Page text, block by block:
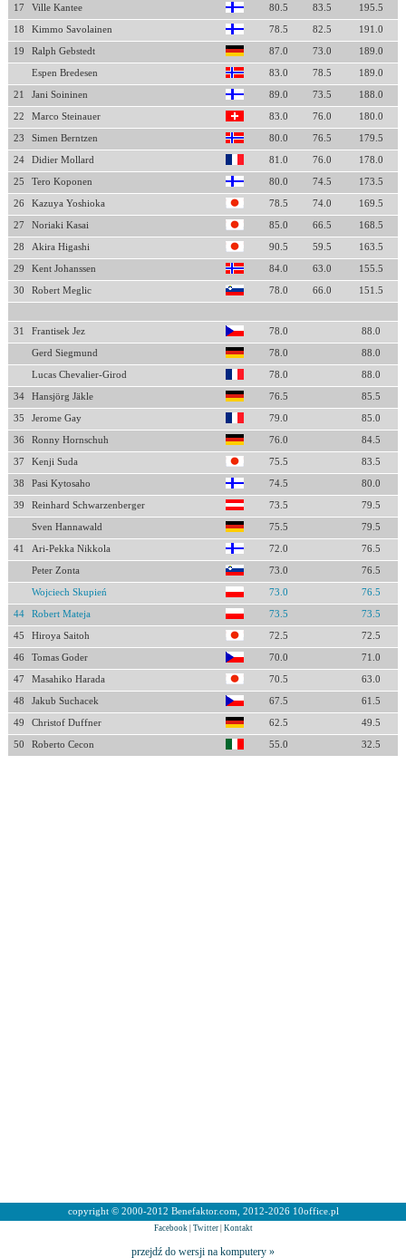
17 Ville Kantee 80.5 83.5 195.5
18 Kimmo Savolainen 78.5 82.5 191.0
19 Ralph Gebstedt 87.0 73.0 189.0
Espen Bredesen 83.0 78.5 189.0
21 Jani Soininen 89.0 73.5 188.0
22 Marco Steinauer 83.0 76.0 180.0
23 Simen Berntzen 80.0 76.5 179.5
24 Didier Mollard 81.0 76.0 178.0
25 Tero Koponen 80.0 74.5 173.5
26 Kazuya Yoshioka 78.5 74.0 169.5
27 Noriaki Kasai 85.0 66.5 168.5
28 Akira Higashi 90.5 59.5 163.5
29 Kent Johanssen 84.0 63.0 155.5
30 Robert Meglic 78.0 66.0 151.5
31 Frantisek Jez 78.0 88.0
Gerd Siegmund 78.0 88.0
Lucas Chevalier-Girod 78.0 88.0
34 Hansjörg Jäkle 76.5 85.5
35 Jerome Gay 79.0 85.0
36 Ronny Hornschuh 76.0 84.5
37 Kenji Suda 75.5 83.5
38 Pasi Kytosaho 74.5 80.0
39 Reinhard Schwarzenberger 73.5 79.5
Sven Hannawald 75.5 79.5
41 Ari-Pekka Nikkola 72.0 76.5
Peter Zonta 73.0 76.5
Wojciech Skupień 73.0 76.5
44 Robert Mateja 73.5 73.5
45 Hiroya Saitoh 72.5 72.5
46 Tomas Goder 70.0 71.0
47 Masahiko Harada 70.5 63.0
48 Jakub Suchacek 67.5 61.5
49 Christof Duffner 62.5 49.5
50 Roberto Cecon 55.0 32.5
copyright © 2000-2012 Benefaktor.com, 2012-2026 10office.pl
Facebook| Twitter| Kontakt
przejdź do wersji na komputery »